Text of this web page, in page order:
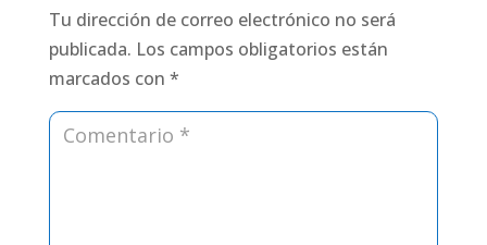
Tu dirección de correo electrónico no será
publicada. Los campos obligatorios están
marcados con *